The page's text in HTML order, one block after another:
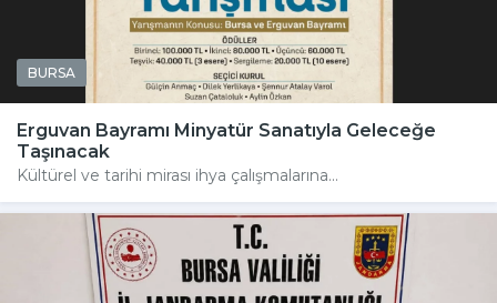
BURSA
Erguvan Bayramı Minyatür Sanatıyla Geleceğe
Taşınacak
Kültürel ve tarihi mirası ihya çalışmalarına...